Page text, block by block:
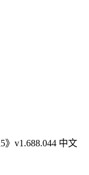
》v1.688.044 中文